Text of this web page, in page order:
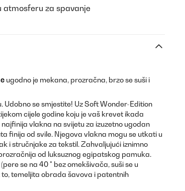
atmosferu za spavanje
ugodno je mekana, prozračna, brzo se suši i
se smjestite! Uz Soft Wonder-Edition
cijele godine koju je vaš krevet ikada
vlakna na svijetu za izuzetno ugodan
finija od svile. Njegova vlakna mogu se utkati u
i stručnjake za tekstil. Zahvaljujući iznimno
od luksuznog egipatskog pamuka.
se na 40 ° bez omekšivača, suši se u
temeljita obrada šavova i patentnih